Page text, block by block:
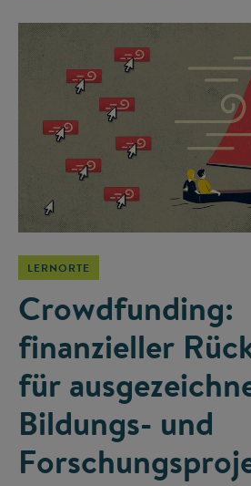
LERNORTE
Crowdfunding:
finanzieller
für
Bildungs- und